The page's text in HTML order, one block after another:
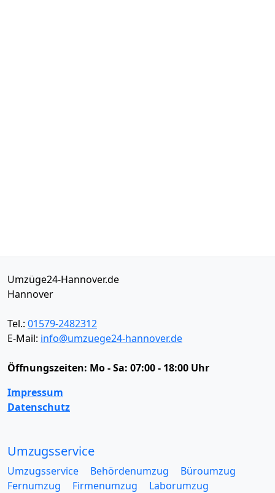
Umzüge24-Hannover.de
Hannover
Tel.: 01579-2482312
E-Mail: info@umzuege24-hannover.de
Öffnungszeiten: Mo - Sa: 07:00 - 18:00 Uhr
Impressum
Datenschutz
Umzugsservice
Umzugsservice Behördenumzug
Büroumzug
Fernumzug
Firmenumzug
Laborumzug